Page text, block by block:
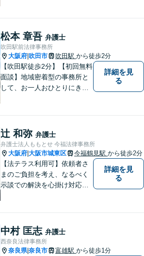
す。
松本 章吾 弁護士
吹田駅前法律事務所
大阪府 吹田市 吹田駅 から徒歩2分
【吹田駅徒歩2分】【初回無料
面談】地域密着型の事務所と
して、お一人おひとりにきめ
ごとに対応！まずは無料相談
にお越しください。【完全個
室対応】
詳細を見
る
辻 和弥 弁護士
弁護士法人ももとせ 今福法律事務所
大阪府 大阪市城東区 今福鶴見駅 から徒歩2分
【法テラス利用可】依頼者さ
まのご負担を考え、なるべく
示談での解決を心掛け対応い
で頼れる弁護士を目指しま
す。【休日相談可】【今福鶴
見駅2分】
詳細を見
る
中村 匡志 弁護士
西奈良法律事務所
奈良県|奈良市 富雄駅 から徒歩1分